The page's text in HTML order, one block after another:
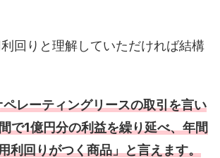
回りと理解していただければ結構
レーティングリースの取引を言い
で1億円分の利益を繰り延べ、年間
利回りがつく商品」と言えます。